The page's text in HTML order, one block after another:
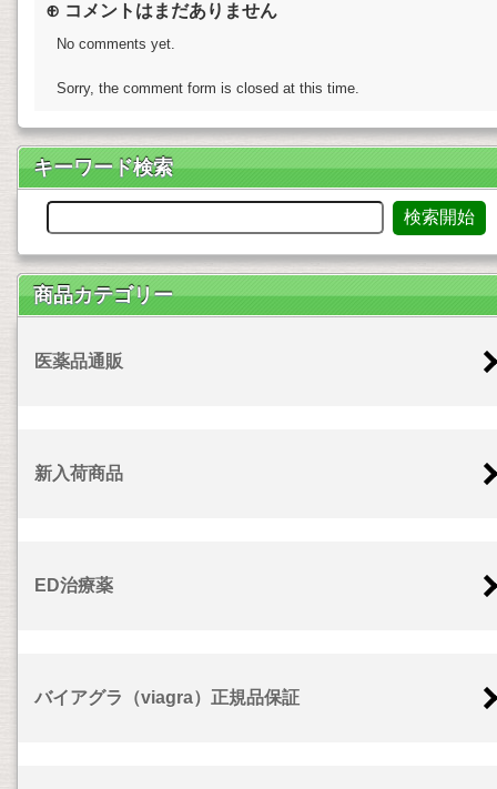
⊕ コメントはまだありません
No comments yet.
Sorry, the comment form is closed at this time.
キーワード検索
商品カテゴリー
医薬品通販
新入荷商品
ED治療薬
バイアグラ（viagra）正規品保証